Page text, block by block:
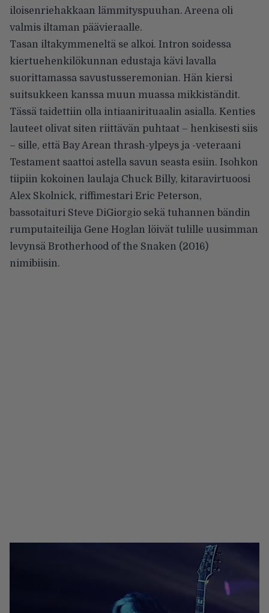
iloisenriehakkaan lämmityspuuhan. Areena oli
valmis iltaman päävieraalle.
Tasan iltakymmeneltä se alkoi. Intron soidessa
kiertuehenkilökunnan edustaja kävi lavalla
suorittamassa savustusseremonian. Hän kiersi
suitsukkeen kanssa muun muassa mikkiständit.
Tässä taidettiin olla intiaanirituaalin asialla. Kenties
lauteet olivat siten riittävän puhtaat – henkisesti siis
– sille, että Bay Arean thrash-ylpeys ja -veteraani
Testament saattoi astella savun seasta esiin. Isohkon
tiipiin kokoinen laulaja Chuck Billy, kitaravirtuoosi
Alex Skolnick, riffimestari Eric Peterson,
bassotaituri Steve DiGiorgio sekä tuhannen bändin
rumputaiteilija Gene Hoglan löivät tulille uusimman
levynsä Brotherhood of the Snaken (2016)
nimibiisin.